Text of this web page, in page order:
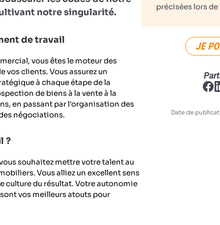
notre singularité.
de travail
vous êtes le moteur des
clients. Vous assurez un
à chaque étape de la
de biens à la vente à la
en passant par l'organisation des
négociations.
?
souhaitez mettre votre talent au
Vous alliez un excellent sens
culture du résultat. Votre autonomie
vos meilleurs atouts pour
précisées lors de
JE
Date de